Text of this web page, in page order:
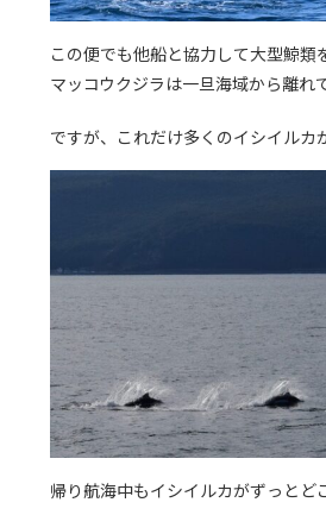
この便でも他船と協力して大型鯨類
マッコウクジラは一旦海域から離れ
ですが、これだけ多くのイシイルカ
帰り航海中もイシイルカがずっとど